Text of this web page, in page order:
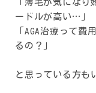
「薄毛が気にな
ードルが高い…」
「AGA治療って
るの？」
と思っている方も